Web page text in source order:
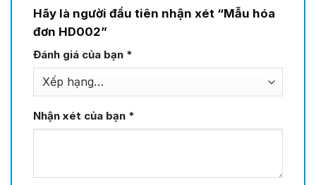
Hãy là người đầu tiên nhận xét “Mẫu hóa
đơn HD002”
Đánh giá của bạn *
Nhận xét của bạn *